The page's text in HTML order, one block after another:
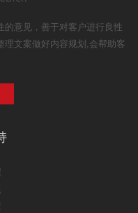
的意见，善于对客户进行良性
理文案做好内容规划,会帮助客